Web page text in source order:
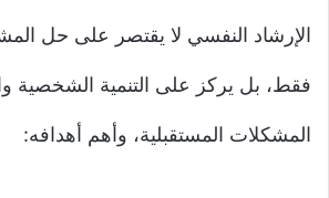
الإرشاد النفسي لا يقتصر على حل
فقط، بل يركز على التنمية الشخصية
المشكلات المستقبلية، وأهم أهدافه: